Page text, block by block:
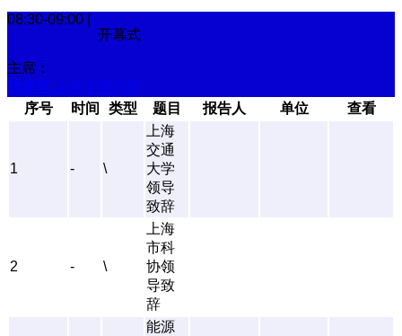
08:30-09:00 |
开幕式
主席：
代彦军
上海交通大学
序号
时间 类型 题目 报告人 单位 查看
1 - \
上海
交通
大学
领导
致辞
2 - \
上海
市科
协领
导致
辞
能源